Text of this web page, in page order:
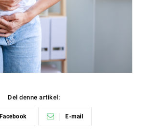
Del denne artikel:
Facebook E-mail